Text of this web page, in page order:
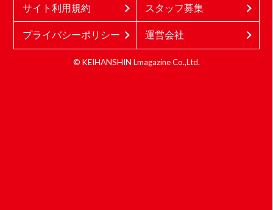
サイト利用規約 スタッフ募集
プライバシーポリシー 運営会社
© KEIHANSHIN Lmagazine Co.,Ltd.